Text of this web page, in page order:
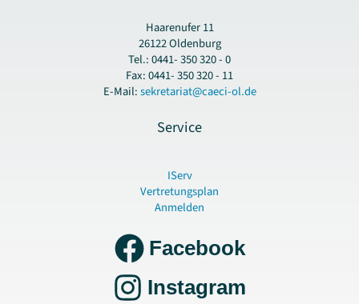
Haarenufer 11
26122 Oldenburg
Tel.: 0441- 350 320 - 0
Fax: 0441- 350 320 - 11
E-Mail:sekretariat@caeci-ol.de
Service
IServ
Vertretungsplan
Anmelden
Facebook
Instagram